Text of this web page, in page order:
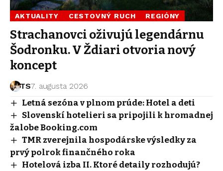
AKTUALITY CESTOVNÝ RUCH REGIÓNY
Strachanovci oživujú legendárnu
Šodronku. V Ždiari otvoria nový
koncept
TS7. augusta 2026
Letná sezóna v plnom prúde: Hotel a deti
Slovenskí hotelieri sa pripojili k hromadnej
žalobe Booking.com
TMR zverejnila hospodárske výsledky za
prvý polrok finančného roka
Hotelová izba II. Ktoré detaily rozhodujú?